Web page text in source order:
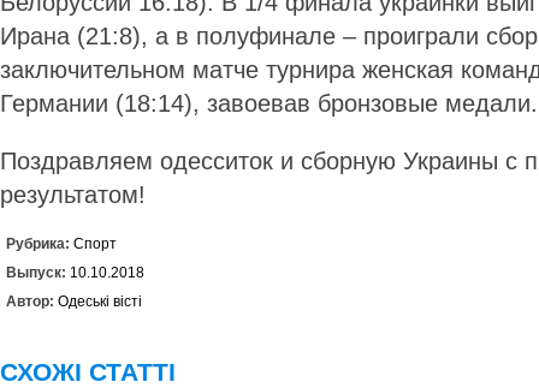
Ирана (21:8), а в полуфинале – проиграли
заключительном матче турнира женская
Германии (18:14), завоевав бронзовые медали.
Поздравляем одесситок и сборную Украины с
результатом!
Рубрика: Спорт
Выпуск: 10.10.2018
Автор: Одеські вісті
СХОЖІ СТАТТІ